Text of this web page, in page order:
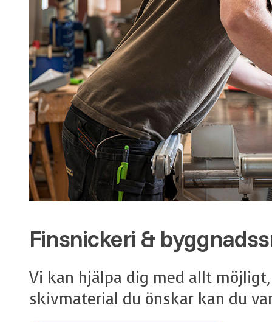
Finsnickeri &
Vi kan hjälpa dig med allt
skivmaterial du önskar kan du